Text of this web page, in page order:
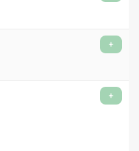
+
+